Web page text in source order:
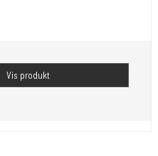
Vis produkt